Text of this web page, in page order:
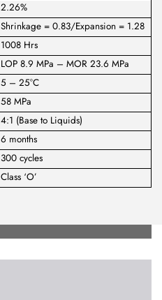
2.26%
Shrinkage = 0.83/Expansion = 1.28
1008 Hrs
LOP 8.9 MPa – MOR 23.6 MPa
5 – 25°C
58 MPa
4:1 (Base to Liquids)
6 months
300 cycles
Class ‘O’